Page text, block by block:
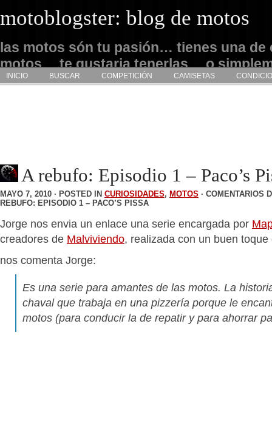
motoblogster: blog de motos
las motos són tu pasión… tienes una de
motos… te gustaria tenerlas… o
admirarlas… este es tu sitio
INICIO BUSCAR COMPETICIÓN CAMISETAS
A rebufo: Episodio 1 – Paco’s
MAYO 7, 2010 · POSTED IN CURIOSIDADES, MOTOS · COMENTARIOS
REBUFO: EPISODIO 1 – PACO’S PISSA
Jorge nos envia un enlace una serie encargada por
creadores de Malviviendo, realizada con un buen
nos comenta Jorge:
Es una serie para amantes de las motos. La
chaval que trabaja en una pizzería porque le
motos (para conducir la de repatir y para ahorrar